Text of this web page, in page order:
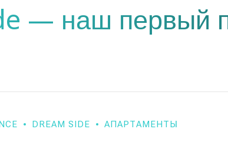
— наш первый
DREAM SIDE АПАРТАМЕНТЫ